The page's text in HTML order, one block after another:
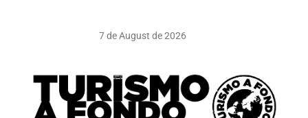
7 de August de 2026